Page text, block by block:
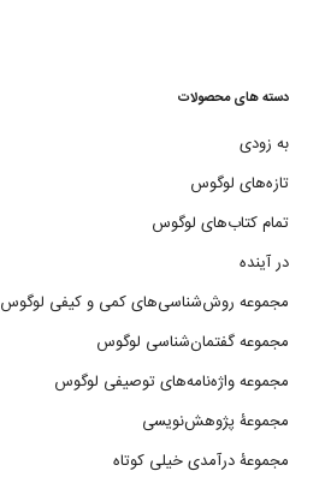
دسته های محصولات
به زودی
تازه‌های لوگوس
تمام کتاب‌های لوگوس
در آینده
مجموعه روش‌شناسی‌های کمی و کیفی لوگوس
مجموعه گفتمان‌شناسی لوگوس
مجموعه واژه‌نامه‌های توصیفی لوگوس
مجموعۀ پژوهش‌نویسی
مجموعۀ درآمدی خیلی کوتاه